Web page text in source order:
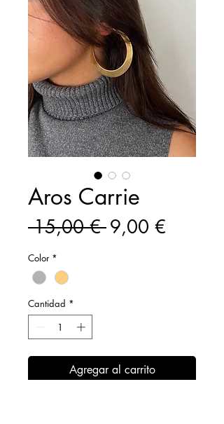
Aros Carrie
15,00 € Precio
9,00 €
Color *
Cantidad *
Agregar al carrito